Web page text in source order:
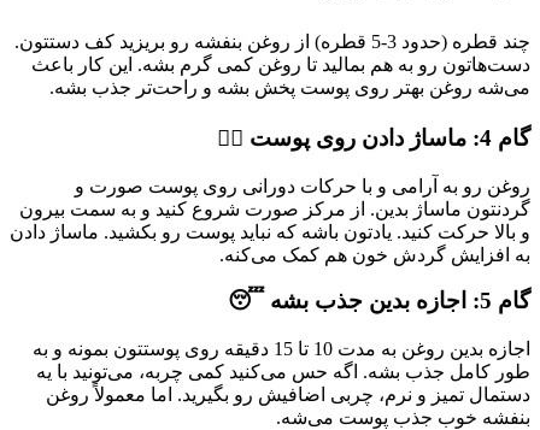
چند قطره (حدود 3-5 قطره) از روغن بنفشه رو بریزید کف دستتون.
دست‌هاتون رو به هم بمالید تا روغن کمی گرم بشه. این کار باعث
می‌شه روغن بهتر روی پوست پخش بشه و راحت‌تر جذب بشه.
گام 4: ماساژ دادن روی پوست 🧘‍♀️
روغن رو به آرامی و با حرکات دورانی روی پوست صورت و
گردنتون ماساژ بدین. از مرکز صورت شروع کنید و به سمت بیرون
و بالا حرکت کنید. یادتون باشه که نباید پوست رو بکشید. ماساژ دادن
به افزایش گردش خون هم کمک می‌کنه.
گام 5: اجازه بدین جذب بشه 😴
اجازه بدین روغن به مدت 10 تا 15 دقیقه روی پوستتون بمونه و به
طور کامل جذب بشه. اگه حس می‌کنید کمی چربه، می‌تونید با یه
دستمال تمیز و نرم، چربی اضافیش رو بگیرید. اما معمولاً روغن
بنفشه خوب جذب پوست می‌شه.